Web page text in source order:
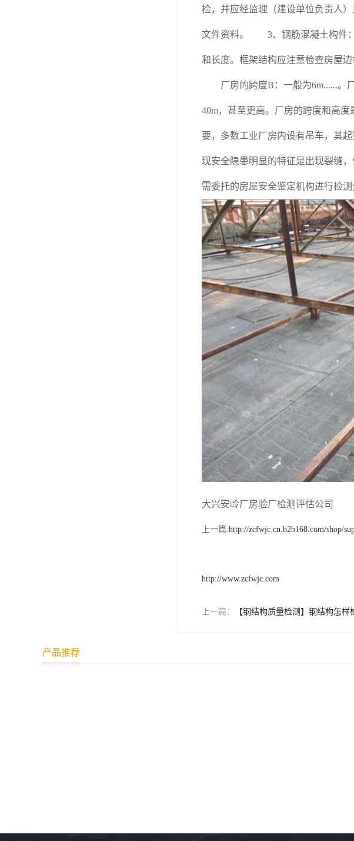
检，并应经监理（建设单位负责人
文件资料。 3、钢筋混凝土构件：
和长度。框架结构应注意检查房屋
厂房的跨度B：一般为6m......。厂
40m，甚至更高。厂房的跨度和高
要，多数工业厂房内设有吊车，其
现安全隐患明显的特征是出现裂缝
需委托的房屋安全鉴定机构进行检测
大兴安岭厂房验厂检测评估公司
上一篇:http://zcfwjc.cn.b2b168.com/shop/
http://www.zcfwjc.com
上一篇： 【钢结构质量检测】钢结构怎样
产品推荐